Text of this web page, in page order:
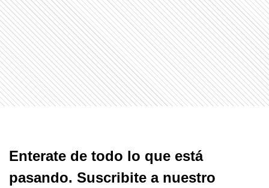
Enterate de todo lo que está
pasando. Suscribite a nuestro